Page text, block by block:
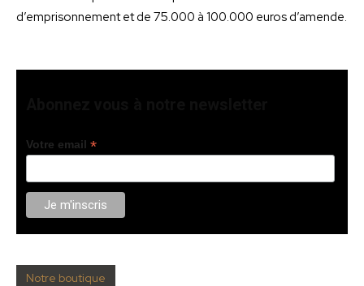
d’emprisonnement et de 75.000 à 100.000 euros d’amende.
Votre email*
Notre boutique